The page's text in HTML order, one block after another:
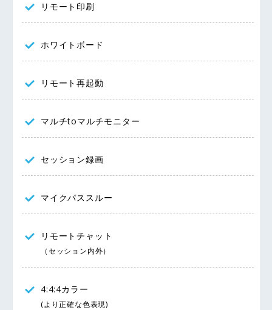
リモート印刷
ホワイトボード
リモート再起動
マルチtoマルチモニター
セッション録画
マイクパススルー
リモートチャット
（セッション内外）
4:4:4カラー
(より正確な色表現)